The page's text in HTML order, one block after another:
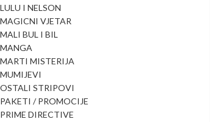
LULU I NELSON
MAGICNI VJETAR
MALI BUL I BIL
MANGA
MARTI MISTERIJA
MUMIJEVI
OSTALI STRIPOVI
PAKETI / PROMOCIJE
PRIME DIRECTIVE